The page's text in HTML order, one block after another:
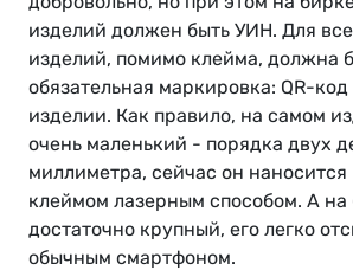
изделий должен быть УИН. Для
изделий, помимо клейма, должна
обязательная маркировка: QR-
изделии. Как правило, на самом
очень маленький - порядка двух
миллиметра, сейчас он наносится
клеймом лазерным способом. А на
достаточно крупный, его легко
обычным смартфоном.